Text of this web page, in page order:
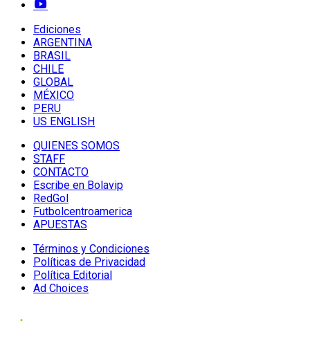
Ediciones
ARGENTINA
BRASIL
CHILE
GLOBAL
MÉXICO
PERU
US ENGLISH
QUIENES SOMOS
STAFF
CONTACTO
Escribe en Bolavip
RedGol
Futbolcentroamerica
APUESTAS
Términos y Condiciones
Políticas de Privacidad
Política Editorial
Ad Choices